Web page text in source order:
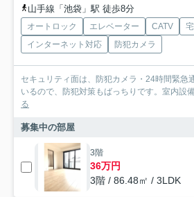
山手線「池袋」駅 徒歩8分
オートロック エレベーター CATV
インターネット対応
防犯カメラ
セキュリティ面は、防犯カメラ・24時間緊急
いるので、防犯対策もばっちりです。室内設
る
募集中の部屋
3階
36万円
3階 / 86.48㎡ / 3LDK